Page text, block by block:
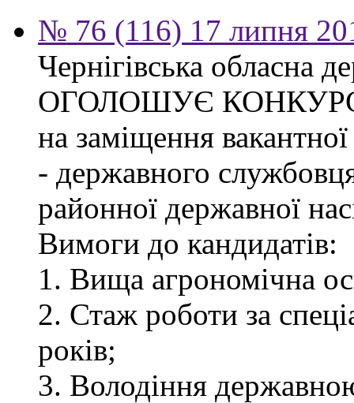
№ 76 (116) 17 липня
Чернігівська обласна
ОГОЛОШУЄ
на заміщення
- державного
районної державної
Вимоги до кандидатів:
1. Вища агрономічна
2. Стаж роботи за
років;
3. Володіння